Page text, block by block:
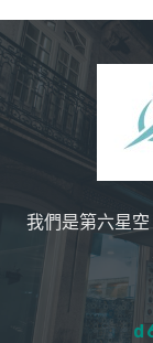
我們是第六星